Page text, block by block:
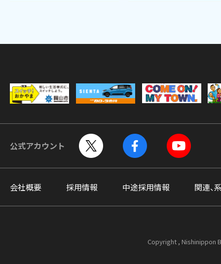
公式アカウント
会社概要 採用情報 中途採用情報 関連、
Copyright , Nishinippon